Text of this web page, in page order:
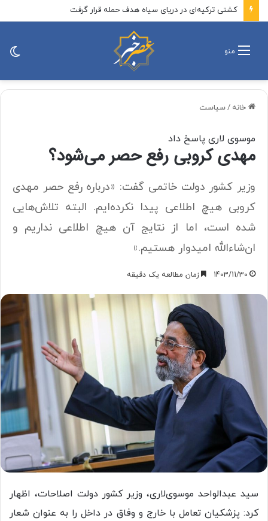
کشتی ترکیه‌ای در دریای سیاه هدف حمله قرار گرفت
منو
خانه /سیاست
موسوی لاری پاسخ داد
مهدی کروبی رفع حصر می‌شود؟
وزیر کشور دولت خاتمی گفت: «درباره رفع حصر مهدی
کروبی هیچ اطلاعی پیدا نکرده‌ایم‌. البته تلاش‌هایی
شده است، اما از نتایج آن هیچ اطلاعی نداریم و
ان‌شاءالله امیدوار هستیم.»
1403/11/30 زمان مطالعه یک دقیقه
سید عبدالواحد موسوی‌لاری، وزیر کشور دولت اصلاحات، اظهار
کرد: پزشکیان تعامل با خارج و وفاق در داخل را به عنوان شعار